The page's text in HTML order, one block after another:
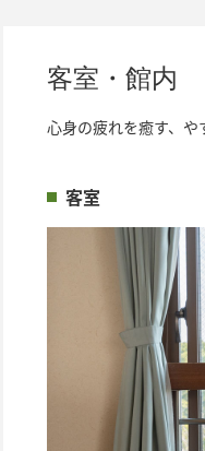
客室・館内
心身の疲れを癒す、や
客室